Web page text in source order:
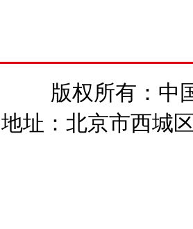
版权所有：中
地址：北京市西城